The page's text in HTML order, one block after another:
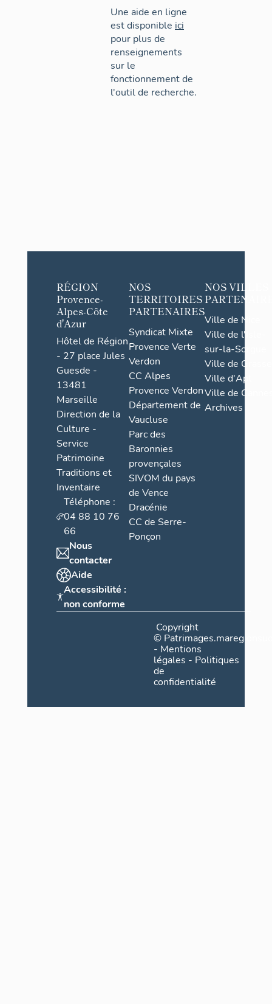
Une aide en ligne
est disponible ici
pour plus de
renseignements
sur le
fonctionnement de
l'outil de recherche.
RÉGION
Provence-
Alpes-Côte
d'Azur
Hôtel de Région
- 27 place Jules
Guesde -
13481
Marseille
Direction de la
Culture -
Service
Patrimoine
Traditions et
Inventaire
Téléphone :
04 88 10 76
66
Nous
contacter
Aide
Accessibilité :
non conforme
NOS
TERRITOIRES
PARTENAIRES
Syndicat Mixte
Provence Verte
Verdon
CC Alpes
Provence Verdon
Département de
Vaucluse
Parc des
Baronnies
provençales
SIVOM du pays
de Vence
Dracénie
CC de Serre-
Ponçon
NOS VILLES
Ville de Nice
Ville de l'Isle-
sur-la-Sorgue
Ville de Grasse
Ville d'Apt
Ville de
Archives
Copyright
©
- Mentions
légales - Politiques
de
confidentialité